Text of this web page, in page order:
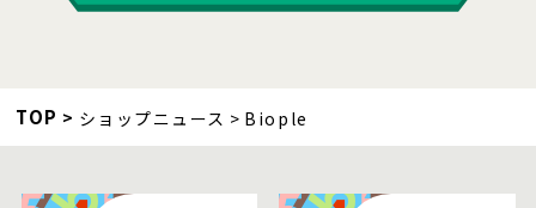
TOP ショップニュース Biople